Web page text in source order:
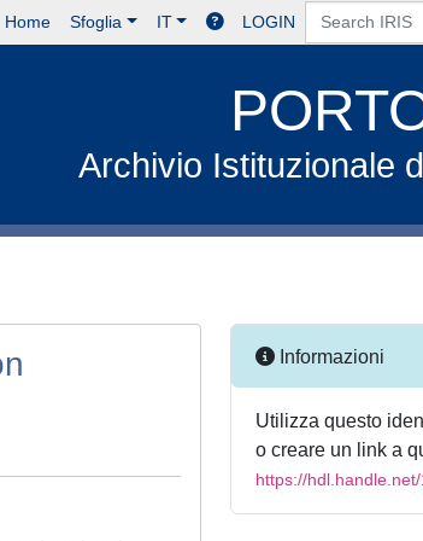
Home Sfoglia IT LOGIN
Archivio Istituzionale
Informazioni
Utilizza questo
o creare un link a
https://